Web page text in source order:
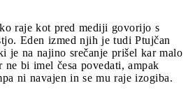
raje kot pred mediji govorijo s
Eden izmed njih je tudi Ptujčan
je na najino srečanje prišel kar malo
ne bi imel česa povedati, ampak
ni navajen in se mu raje izogiba.